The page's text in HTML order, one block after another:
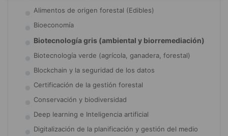
Alimentos de origen forestal (Edibles)
Bioeconomía
Biotecnología gris (ambiental y biorremediación)
Biotecnología verde (agrícola, ganadera, forestal)
Blockchain y la seguridad de los datos
Certificación de la gestión forestal
Conservación y biodiversidad
Deep learning e Inteligencia artificial
Digitalización de la planificación y gestión del medio